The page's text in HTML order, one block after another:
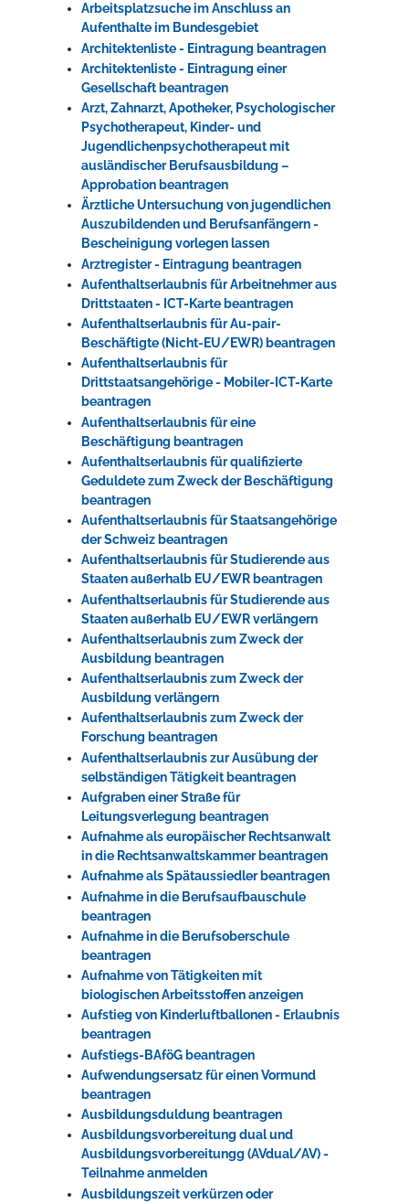
Arbeitsplatzsuche im Anschluss an
Aufenthalte im Bundesgebiet
Architektenliste - Eintragung beantragen
Architektenliste - Eintragung einer
Gesellschaft beantragen
Arzt, Zahnarzt, Apotheker, Psychologischer
Psychotherapeut, Kinder- und
Jugendlichenpsychotherapeut mit
ausländischer Berufsausbildung –
Approbation beantragen
Ärztliche Untersuchung von jugendlichen
Auszubildenden und Berufsanfängern -
Bescheinigung vorlegen lassen
Arztregister - Eintragung beantragen
Aufenthaltserlaubnis für Arbeitnehmer aus
Drittstaaten - ICT-Karte beantragen
Aufenthaltserlaubnis für Au-pair-
Beschäftigte (Nicht-EU/EWR) beantragen
Aufenthaltserlaubnis für
Drittstaatsangehörige - Mobiler-ICT-Karte
beantragen
Aufenthaltserlaubnis für eine
Beschäftigung beantragen
Aufenthaltserlaubnis für qualifizierte
Geduldete zum Zweck der Beschäftigung
beantragen
Aufenthaltserlaubnis für Staatsangehörige
der Schweiz beantragen
Aufenthaltserlaubnis für Studierende aus
Staaten außerhalb EU/EWR beantragen
Aufenthaltserlaubnis für Studierende aus
Staaten außerhalb EU/EWR verlängern
Aufenthaltserlaubnis zum Zweck der
Ausbildung beantragen
Aufenthaltserlaubnis zum Zweck der
Ausbildung verlängern
Aufenthaltserlaubnis zum Zweck der
Forschung beantragen
Aufenthaltserlaubnis zur Ausübung der
selbständigen Tätigkeit beantragen
Aufgraben einer Straße für
Leitungsverlegung beantragen
Aufnahme als europäischer Rechtsanwalt
in die Rechtsanwaltskammer beantragen
Aufnahme als Spätaussiedler beantragen
Aufnahme in die Berufsaufbauschule
beantragen
Aufnahme in die Berufsoberschule
beantragen
Aufnahme von Tätigkeiten mit
biologischen Arbeitsstoffen anzeigen
Aufstieg von Kinderluftballonen - Erlaubnis
beantragen
Aufstiegs-BAföG beantragen
Aufwendungsersatz für einen Vormund
beantragen
Ausbildungsduldung beantragen
Ausbildungsvorbereitung dual und
Ausbildungsvorbereitungg (AVdual/AV) -
Teilnahme anmelden
Ausbildungszeit verkürzen oder